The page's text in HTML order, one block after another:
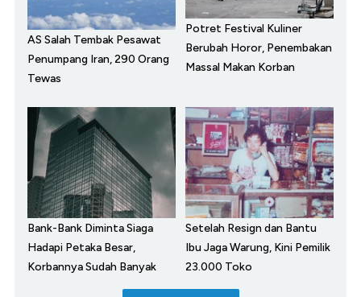
AS Salah Tembak Pesawat
Penumpang Iran, 290 Orang
Tewas
Potret Festival Kuliner
Berubah Horor, Penembakan
Massal Makan Korban
Bank-Bank Diminta Siaga
Hadapi Petaka Besar,
Korbannya Sudah Banyak
Setelah Resign dan Bantu
Ibu Jaga Warung, Kini Pemilik
23.000 Toko